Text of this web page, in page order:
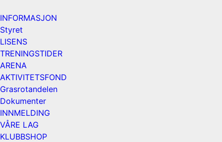
INFORMASJON
Styret
LISENS
TRENINGSTIDER
ARENA
AKTIVITETSFOND
Grasrotandelen
Dokumenter
INNMELDING
VÅRE LAG
KLUBBSHOP